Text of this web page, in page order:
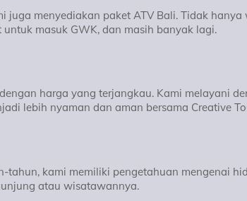
juga menyediakan paket ATV Bali. Tidak
masuk GWK, dan masih banyak lagi.
harga yang terjangkau. Kami melayani
lebih nyaman dan aman bersama Creative
tahun, kami memiliki pengetahuan mengenai
atau wisatawannya.